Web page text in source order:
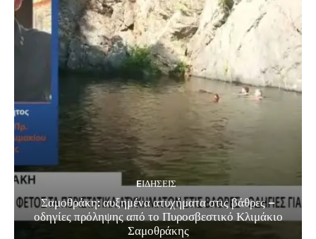
EΙΔΗΣΕΙΣ
Σαμοθράκη: αυξημένα ατυχήματα στις βάθρες –
οδηγίες πρόληψης από το Πυροσβεστικό Κλιμάκιο
Σαμοθράκης